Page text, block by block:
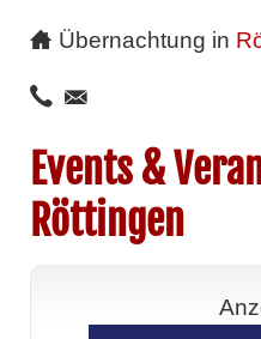
Übernachtung in
Events &
Röttingen